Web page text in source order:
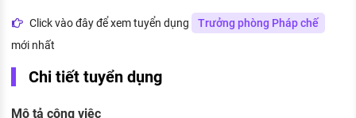
Danh sách nhà tuyển dụng
Mẫu CV hiện đại
Thuế thu nhập
Hồ sơ biểu mẫu
Chính sách lao động
KHÁM PHÁ NGHỀ NGHIỆP
Click vào đây để xem tuyển dụng
Trưởng phòng Pháp chế
mới nhất
Chi tiết tuyển dụng
Mô tả công việc